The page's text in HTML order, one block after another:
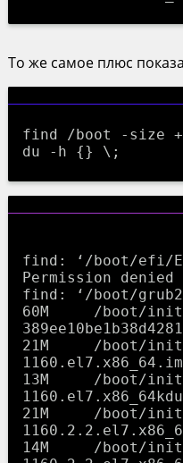
То же самое плюс
find /boot -size
du -h {} \;
find: ‘/boot/efi/
Permission denied
find: ‘/boot/
60M	/boot/initramfs-0-rescue-
21M	/boot/initramfs-3.10.0-
13M	/boot/initramfs-3.10.0-
21M	/boot/initramfs-3.10.0-
14M	/boot/initramfs-3.10.0-